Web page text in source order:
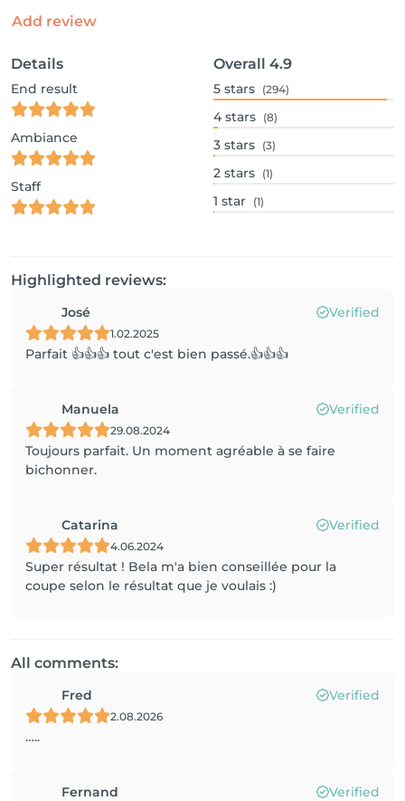
Add review
Details
End result
Ambiance
Staff
Overall 4.9
5 stars (294)
4 stars (8)
3 stars (3)
2 stars (1)
1 star (1)
Highlighted reviews:
José Verified
1.02.2025
Parfait 👍👍👍 tout c'est bien passé.👍👍👍
Manuela Verified
29.08.2024
Toujours parfait. Un moment agréable à se faire
bichonner.
Catarina Verified
4.06.2024
Super résultat ! Bela m'a bien conseillée pour la
coupe selon le résultat que je voulais :)
All comments:
Fred Verified
2.08.2026
…..
Fernand Verified